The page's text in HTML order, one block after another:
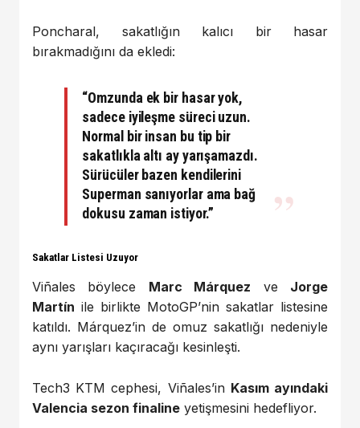
Poncharal, sakatlığın kalıcı bir hasar
bırakmadığını da ekledi:
“Omzunda ek bir hasar yok,
sadece iyileşme süreci uzun.
Normal bir insan bu tip bir
sakatlıkla altı ay yarışamazdı.
Sürücüler bazen kendilerini
Superman sanıyorlar ama bağ
dokusu zaman istiyor.”
Sakatlar Listesi Uzuyor
Viñales böylece Marc Márquez ve Jorge
Martín ile birlikte MotoGP’nin sakatlar listesine
katıldı. Márquez’in de omuz sakatlığı nedeniyle
aynı yarışları kaçıracağı kesinleşti.
Tech3 KTM cephesi, Viñales’in Kasım ayındaki
Valencia sezon finaline yetişmesini hedefliyor.